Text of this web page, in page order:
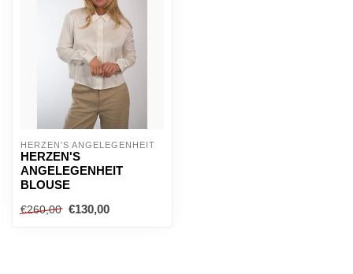
HERZEN'S ANGELEGENHEIT
HERZEN'S
ANGELEGENHEIT
BLOUSE
€260,00 €130,00